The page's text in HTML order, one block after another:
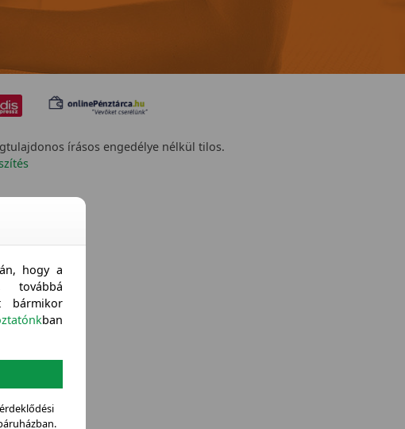
írásos engedélye nélkül tilos.
hogy a
továbbá
bármikor
ban